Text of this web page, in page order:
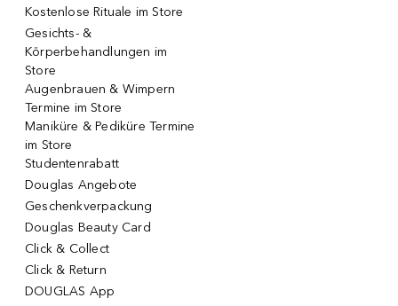
Kostenlose Rituale im Store
Gesichts- &
Körperbehandlungen im
Store
Augenbrauen & Wimpern
Termine im Store
Maniküre & Pediküre Termine
im Store
Studentenrabatt
Douglas Angebote
Geschenkverpackung
Douglas Beauty Card
Click & Collect
Click & Return
DOUGLAS App